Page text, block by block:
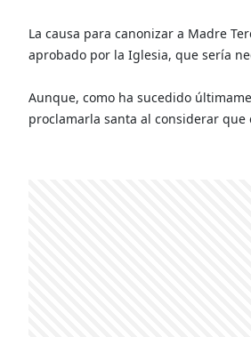
La causa para canonizar a Madre
aprobado por la Iglesia, que sería
Aunque, como ha sucedido
proclamarla santa al considerar